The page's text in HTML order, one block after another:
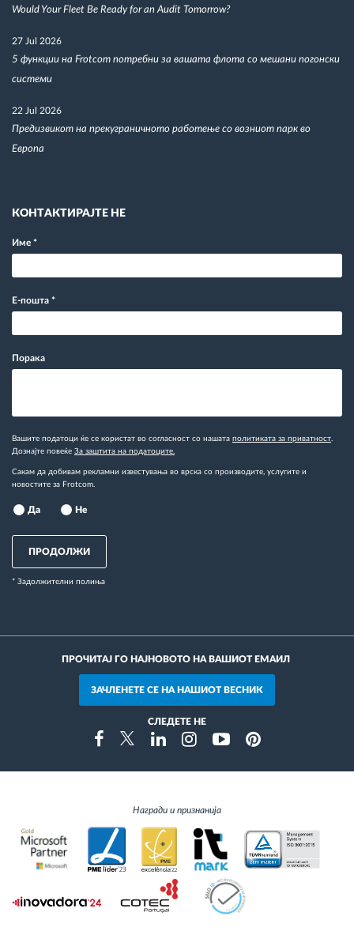
Would Your Fleet Be Ready for an Audit Tomorrow?
27 Jul 2026
5 функции на Frotcom потребни за вашата флота со мешани погонски
системи
22 Jul 2026
Предизвикот на прекуграничното работење со возниот парк во
Европа
КОНТАКТИРАЈТЕ НЕ
Име *
Е-пошта *
Порака
Вашите податоци ќе се користат во согласност со нашата политиката за приватност.
Дознајте повеќе За заштита на податоците.
Сакам да добивам рекламни известувања во врска со производите, услугите и
новостите за Frotcom.
Да Не
ПРОДОЛЖИ
* Задолжителни полиња
ПРОЧИТАЈ ГО НАЈНОВОТО НА ВАШИОТ ЕМАИЛ
ЗАЧЛЕНЕТЕ СЕ НА НАШИОТ ВЕСНИК
СЛЕДЕТЕ НЕ
FacebookTwitterLinkedinInstragramYoutubePinterest
Награди и признанија